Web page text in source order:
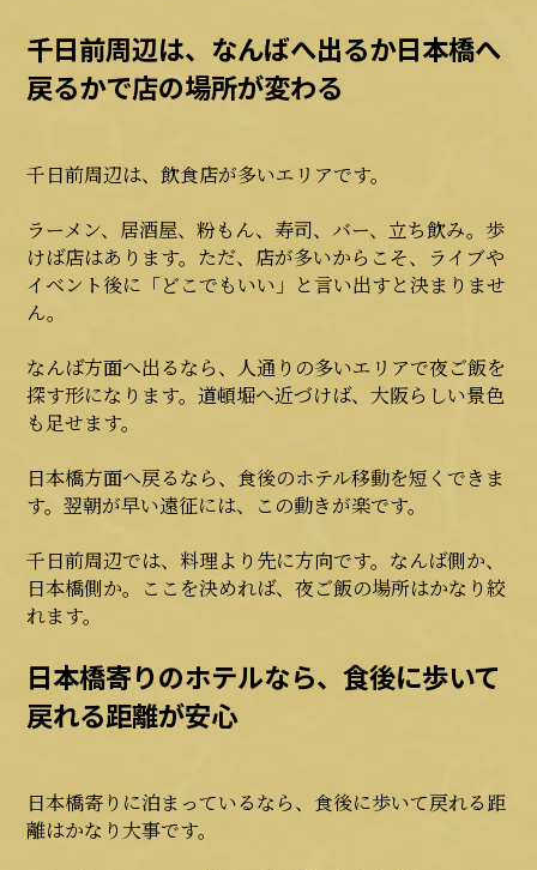
千日前周辺は、なんばへ出るか日本橋へ
戻るかで店の場所が変わる
千日前周辺は、飲食店が多いエリアです。
ラーメン、居酒屋、粉もん、寿司、バー、立ち飲み。歩
けば店はあります。ただ、店が多いからこそ、ライブや
イベント後に「どこでもいい」と言い出すと決まりませ
ん。
なんば方面へ出るなら、人通りの多いエリアで夜ご飯を
探す形になります。道頓堀へ近づけば、大阪らしい景色
も足せます。
日本橋方面へ戻るなら、食後のホテル移動を短くできま
す。翌朝が早い遠征には、この動きが楽です。
千日前周辺では、料理より先に方向です。なんば側か、
日本橋側か。ここを決めれば、夜ご飯の場所はかなり絞
れます。
日本橋寄りのホテルなら、食後に歩いて
戻れる距離が安心
日本橋寄りに泊まっているなら、食後に歩いて戻れる距
離はかなり大事です。